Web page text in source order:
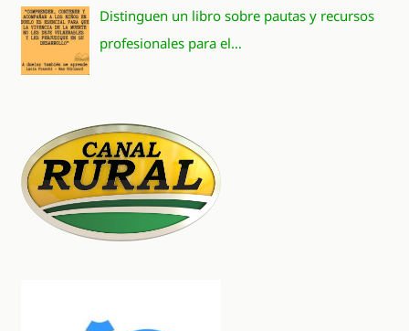
Distinguen un libro sobre pautas y recursos
profesionales para el…